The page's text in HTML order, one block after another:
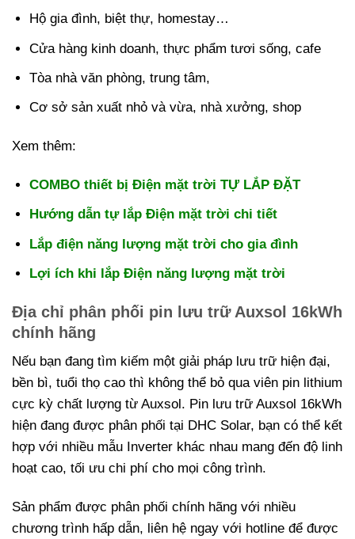
Hộ gia đình, biệt thự, homestay…
Cửa hàng kinh doanh, thực phẩm tươi sống, cafe
Tòa nhà văn phòng, trung tâm,
Cơ sở sản xuất nhỏ và vừa, nhà xưởng, shop
Xem thêm:
COMBO thiết bị Điện mặt trời TỰ LẮP ĐẶT
Hướng dẫn tự lắp Điện mặt trời chi tiết
Lắp điện năng lượng mặt trời cho gia đình
Lợi ích khi lắp Điện năng lượng mặt trời
Địa chỉ phân phối pin lưu trữ Auxsol 16kWh
chính hãng
Nếu bạn đang tìm kiếm một giải pháp lưu trữ hiện đại,
bền bì, tuổi thọ cao thì không thể bỏ qua viên pin lithium
cực kỳ chất lượng từ Auxsol. Pin lưu trữ Auxsol 16kWh
hiện đang được phân phối tại DHC Solar, bạn có thể kết
hợp với nhiều mẫu Inverter khác nhau mang đến độ linh
hoạt cao, tối ưu chi phí cho mọi công trình.
Sản phẩm được phân phối chính hãng với nhiều
chương trình hấp dẫn, liên hệ ngay với hotline để được